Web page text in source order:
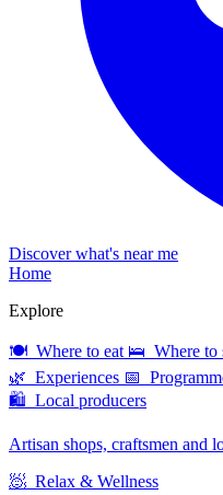
Discover what's near me
Home
Explore
🍽 Where to eat 🛌 Where to
🌿 Experiences 📅
🛍 Local producers
Artisan shops, craftsmen and
🧖 Relax & Wellness